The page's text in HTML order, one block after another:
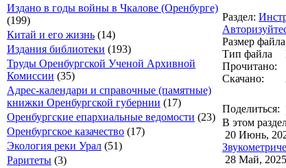
Издано в годы войны в Чкалове (Оренбурге)
(199)
Китай и его жизнь (14)
Издания библиотеки (193)
Труды Оренбургской Ученой Архивной
Комиссии (35)
Адрес-календари и справочные (памятные)
книжки Оренбургской губернии (17)
Оренбургские епархиальные ведомости (23)
Оренбургское казачество (17)
Экология реки Урал (51)
Раритеты (3)
Раздел:
Размер файла
Тип файла
Прочитано:
Скачано:
Поделиться:
В этом
20 Июнь,
28 Май, 2025